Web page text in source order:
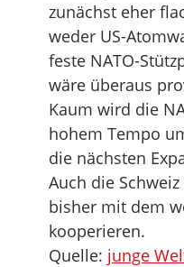
zunächst eher
weder US-
feste NATO-
wäre überaus
Kaum wird die
hohem Tempo
die nächsten
Auch die
bisher mit dem
kooperieren.
Quelle: junge